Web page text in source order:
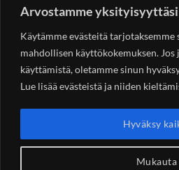
Arvostamme yksityisyyttäsi
Käytämme evästeitä tarjotaksemme
mahdollisen käyttökokemuksen.
käyttämistä, oletamme sinun
Lue lisää evästeistä ja niiden
Mukauta
Hyväksy
YHTEYSTIEDOT
Helsingin
00890 Helsinki 0400 99 53 63